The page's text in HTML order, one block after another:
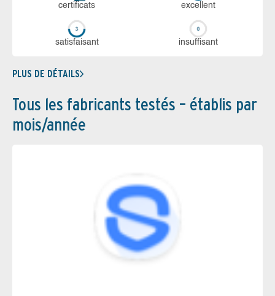
certi­ficats ex­cellent
sa­tis­fai­sant in­suf­fi­sant
PLUS DE DÉTAILS
Tous les fabricants testés – établis par
mois/année